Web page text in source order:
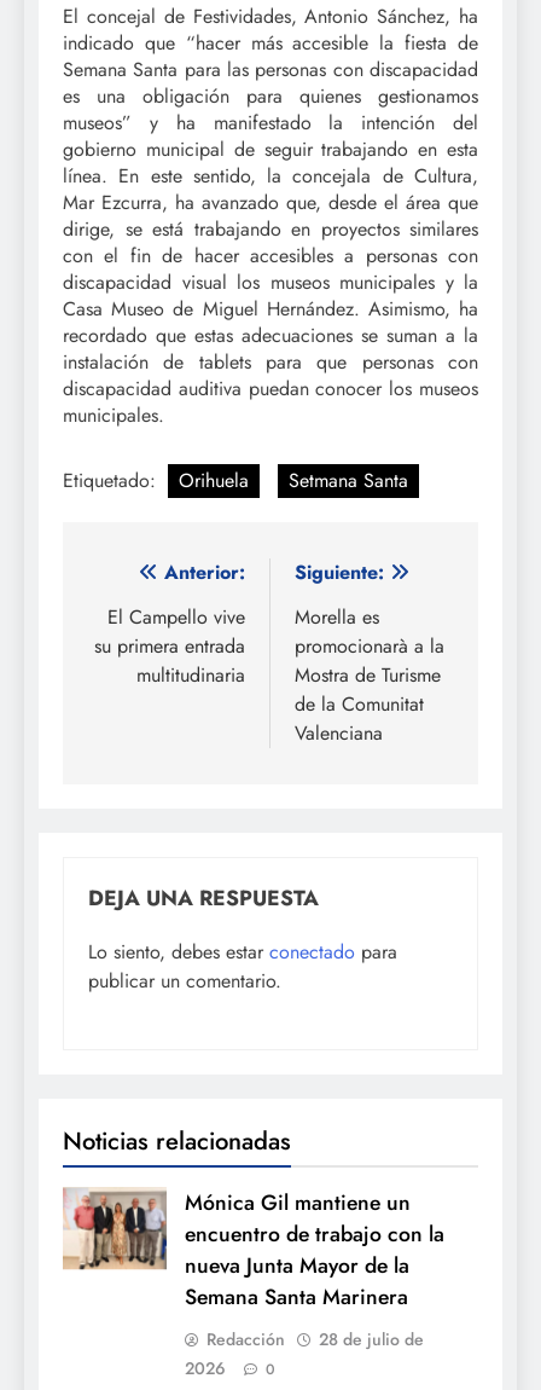
El concejal de Festividades, Antonio Sánchez, ha
indicado que “hacer más accesible la fiesta de
Semana Santa para las personas con discapacidad
es una obligación para quienes gestionamos
museos” y ha manifestado la intención del
gobierno municipal de seguir trabajando en esta
línea. En este sentido, la concejala de Cultura,
Mar Ezcurra, ha avanzado que, desde el área que
dirige, se está trabajando en proyectos similares
con el fin de hacer accesibles a personas con
discapacidad visual los museos municipales y la
Casa Museo de Miguel Hernández. Asimismo, ha
recordado que estas adecuaciones se suman a la
instalación de tablets para que personas con
discapacidad auditiva puedan conocer los museos
municipales.
Etiquetado: Orihuela Setmana Santa
Navegación
de
entradas
Anterior:
El Campello vive
su primera entrada
multitudinaria
Siguiente:
Morella es
promocionarà a la
Mostra de Turisme
de la Comunitat
Valenciana
DEJA UNA RESPUESTA
Lo siento, debes estar conectado para
publicar un comentario.
Noticias relacionadas
Mónica Gil mantiene un
encuentro de trabajo con la
nueva Junta Mayor de la
Semana Santa Marinera
Redacción
28 de julio de
2026
0